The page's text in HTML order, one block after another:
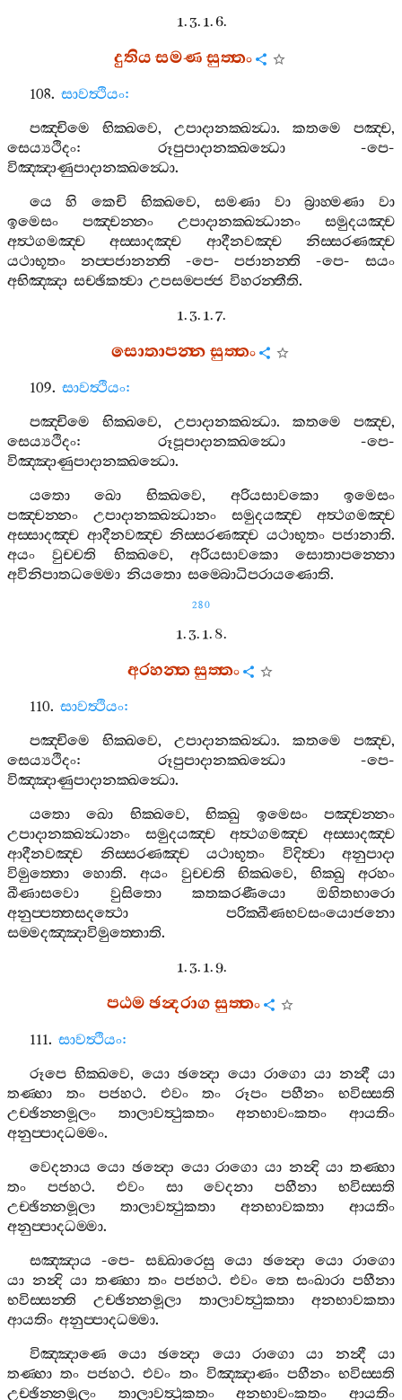
1. 3. 1. 6.
දුතියසමණසුත‍්තං
108. සාවත්‍ථියං:
පඤ‍්චිමෙ
භික‍්ඛවෙ, උපාදානක‍්ඛන්‍ධා. කතමෙ පඤ‍්ච,
සෙය්‍යථිදං: රූපුපාදානක‍්ඛන්‍ධො-පෙ-
විඤ‍්ඤාණුපාදානක‍්ඛන්‍ධො.
යෙ
හි කෙචි භික‍්ඛවෙ, සමණා වා බ්‍රාහ‍්මණා
වා
ඉමෙසං
පඤ‍්චන‍්නං උපාදානක‍්ඛන්‍ධානං
සමුදයඤ‍්ච
අත්‍ථගමඤ‍්ච
අස‍්සාදඤ‍්ච ආදීනවඤ‍්ච
නිස‍්සරණඤ‍්ච
යථාභූතං
නප‍්පජානන‍්ති -පෙ-පජානන‍්ති -පෙ-සයං
අභිඤ‍්ඤා සච‍්ඡිකත්‍වා උපසම‍්පජ‍්ජ විහරන‍්තීති.
1. 3. 1. 7.
සොතාපන‍්නසුත‍්තං
109. සාවත්‍ථියං:
පඤ‍්චිමෙ
භික‍්ඛවෙ, උපාදානක‍්ඛන්‍ධා. කතමෙ පඤ‍්ච,
සෙය්‍යථිදං: රූපූපාදානක‍්ඛන්‍ධො-පෙ-
විඤ‍්ඤාණුපාදානක‍්ඛන්‍ධො.
යතො
ඛො භික‍්ඛවෙ,අරියසාවකො
ඉමෙසං
පඤ‍්චන‍්නං
උපාදානක‍්ඛන්‍ධානං සමුදයඤ‍්ච
අත්‍ථගමඤ‍්ච
අස‍්සාදඤ‍්ච ආදීනවඤ‍්ච නිස‍්සරණඤ‍්ච යථාභූතං පජානාති.
අයං
වුච‍්චති භික‍්ඛවෙ, අරියසාවකො
සොතාපන‍්නො
අවිනිපාතධම‍්මො නියතො සම‍්බොධිපරායණොති.
280
1. 3. 1. 8.
අරහන‍්තසුත‍්තං
110. සාවත්‍ථියං:
පඤ‍්චිමෙ
භික‍්ඛවෙ, උපාදානක‍්ඛන්‍ධා. කතමෙ පඤ‍්ච,
සෙය්‍යථිදං: රූපුපාදානක‍්ඛන්‍ධො-පෙ-
විඤ‍්ඤාණුපාදානක‍්ඛන්‍ධො.
යතො
ඛො භික‍්ඛවෙ,භික‍්ඛු ඉමෙසං
පඤ‍්චන‍්නං
උපාදානක‍්ඛන්‍ධානං
සමුදයඤ‍්ච අත්‍ථගමඤ‍්ච
අස‍්සාදඤ‍්ච
ආදීනවඤ‍්ච
නිස‍්සරණඤ‍්ච යථාභූතං විදිත්‍වා
අනුපාදා
විමුත‍්තො
හොති. අයං වුච‍්චති භික‍්ඛවෙ,භික‍්ඛු
අරහං
ඛීණාසවො
වුසිතො කතකරණීයො
ඔහිතභාරො
අනුප‍්පත‍්තසදත්‍ථො
පරික‍්ඛීණභවසංයොජනො
සම‍්මදඤ‍්ඤාවිමුත‍්තොති.
1. 3. 1. 9.
පඨමඡන්‍දරාගසුත‍්තං
111. සාවත්‍ථියං:
රූපෙ භික‍්ඛවෙ, යො ඡන්‍දො යො රාගො යා නන්‍දී යා
තණ‍්හා
තං පජහථ. එවං තං රූපං පහීනං
භවිස‍්සති
උච‍්ඡින‍්නමූලං
තාලාවත්‍ථුකතං අනභාවංකතං
ආයතිං
අනුප‍්පාදධම‍්මං.
වෙදනාය යො ඡන්‍දො යො රාගො යා නන්‍දි යා තණ‍්හා
තං
පජහථ. එවං සා වෙදනා පහීනා
භවිස‍්සති
උච‍්ඡින‍්නමූලා
තාලාවත්‍ථුකතා අනභාවකතා
ආයතිං
අනුප‍්පාදධම‍්මා.
සඤ‍්ඤාය -පෙ-සඞ‍්ඛාරෙසු යො ඡන්‍දො යො රාගො
යා නන්‍දි යා තණ‍්හා තං පජහථ.එවං තෙ සංඛාරා පහීනා
භවිස‍්සන‍්ති
උච‍්ඡින‍්නමූලා තාලාවත්‍ථුකතා
අනභාවකතා
ආයතිං අනුප‍්පාදධම‍්මා.
විඤ‍්ඤාණෙ
යො ඡන්‍දො යො රාගො යා නන්‍දී
යා
තණ‍්හා තං පජහථ.එවං තං විඤ‍්ඤාණං පහීනං භවිස‍්සති
උච‍්ඡින‍්නමූලං
තාලාවත්‍ථුකතං අනභාවංකතං ආයතිං